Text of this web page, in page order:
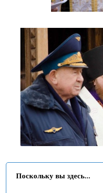
Поскольку вы здесь...